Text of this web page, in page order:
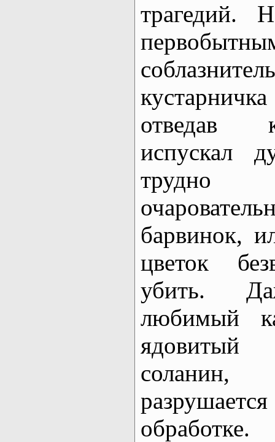
трагедий.
отведав
испускал
трудно
барвинок,
цветок
убить.
любимый
соланин,
обработке.